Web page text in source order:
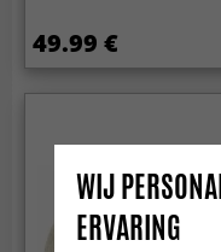
49.99 €
WIJ
ERVARING